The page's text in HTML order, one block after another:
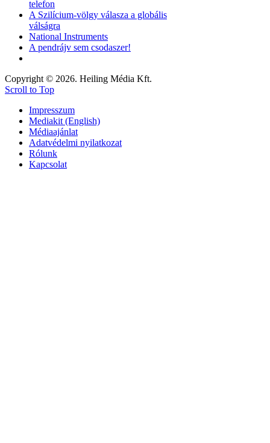
telefon
A Szilícium-völgy válasza a globális
válságra
National Instruments
A pendrájv sem csodaszer!
Copyright © 2026. Heiling Média Kft.
Scroll to Top
Impresszum
Mediakit (English)
Médiaajánlat
Adatvédelmi nyilatkozat
Rólunk
Kapcsolat